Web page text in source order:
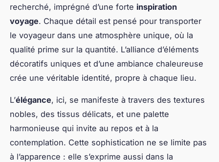
recherché, imprégné d’une forte inspiration
voyage. Chaque détail est pensé pour transporter
le voyageur dans une atmosphère unique, où la
qualité prime sur la quantité. L’alliance d’éléments
décoratifs uniques et d’une ambiance chaleureuse
crée une véritable identité, propre à chaque lieu.
L’élégance, ici, se manifeste à travers des textures
nobles, des tissus délicats, et une palette
harmonieuse qui invite au repos et à la
contemplation. Cette sophistication ne se limite pas
à l’apparence : elle s’exprime aussi dans la